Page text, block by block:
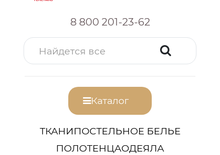
8 800 201-23-62
Каталог
ТКАНИПОСТЕЛЬНОЕ БЕЛЬЕ
ПОЛОТЕНЦАОДЕЯЛА